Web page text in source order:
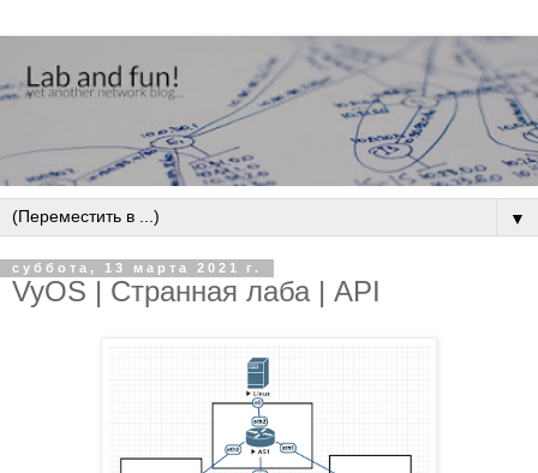
▼
суббота, 13 марта 2021 г.
VyOS | Странная лаба | API